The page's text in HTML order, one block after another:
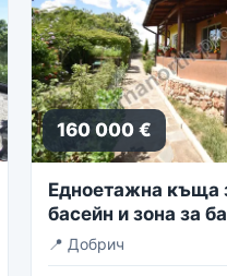
160 000 €
Едноетажна къща
басейн и зона за
📍 Добрич